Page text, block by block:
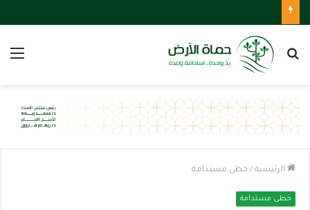
بحث
الرئيسية / خطى مستدامة
خطى مستدامة